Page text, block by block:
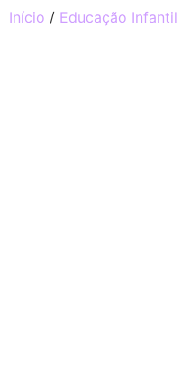
Início / Educação Infantil